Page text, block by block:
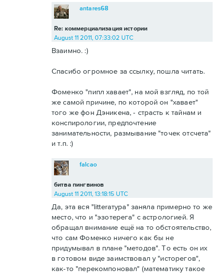
Re: коммерциализация истории
antares68
August 11 2011, 07:33:02 UTC
Взаимно. :)
Спасибо огромное за ссылку, пошла читать.
Фоменко "пипл хавает", на мой взгляд, по той
же самой причине, по которой он "хавает"
того же фон Дэникена, - страсть к тайнам и
конспирологии, предпочтение
занимательности, размывание "точек отсчета"
и т.п. :)
битва пингвинов
falcao
August 11 2011, 13:18:15 UTC
Да, эта вся "litterатура" заняла примерно то же
место, что и "эзотерега" с астрологией. Я
обращал внимание ещё на то обстоятельство,
что сам Фоменко ничего как бы не
придумывал в плане "методов". То есть он их
в готовом виде заимствовал у "исторегов",
как-то "перекомпоновал" (математику такое